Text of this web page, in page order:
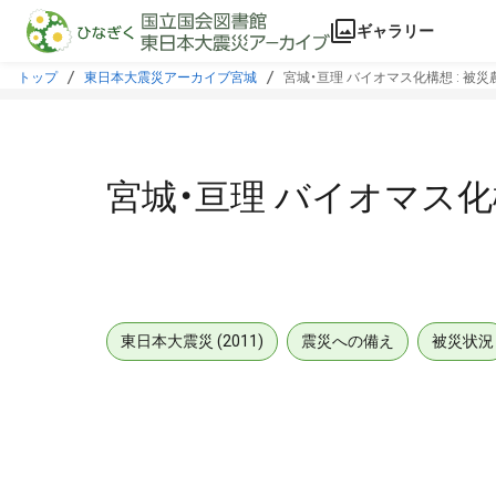
本文に飛ぶ
ギャラリー
トップ 東日本大震災アーカイブ宮城 宮城・亘理 バイオマス化構想 : 被災
宮城・亘理 バイオマス
東日本大震災 (2011) 震災への備え 被災状況